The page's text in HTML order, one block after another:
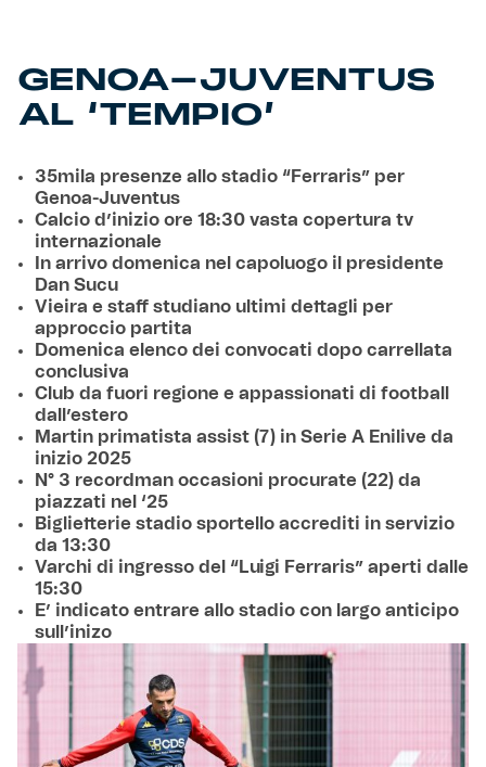
GENOA-JUVENTUS
AL ‘TEMPIO’
35mila presenze allo stadio “Ferraris” per
Genoa-Juventus
Calcio d’inizio ore 18:30 vasta copertura tv
internazionale
In arrivo domenica nel capoluogo il presidente
Dan Sucu
Vieira e staff studiano ultimi dettagli per
approccio partita
Domenica elenco dei convocati dopo carrellata
conclusiva
Club da fuori regione e appassionati di football
dall’estero
Martin primatista assist (7) in Serie A Enilive da
inizio 2025
N° 3 recordman occasioni procurate (22) da
piazzati nel ‘25
Biglietterie stadio sportello accrediti in servizio
da 13:30
Varchi di ingresso del “Luigi Ferraris” aperti dalle
15:30
E’ indicato entrare allo stadio con largo anticipo
sull’inizo